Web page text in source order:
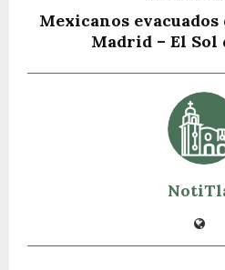
Mexicanos
Madrid – El Sol